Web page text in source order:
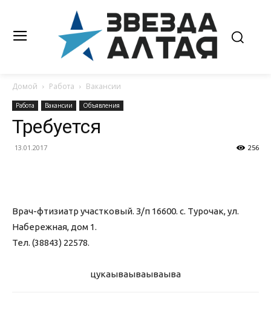
Домой Работа Вакансии
Работа Вакансии Объявления
Требуется
13.01.2017 256
Врач-фтизиатр участковый. З/п 16600. с. Турочак, ул.
Набережная, дом 1.
Тел. (38843) 22578.
цукаываываываыва